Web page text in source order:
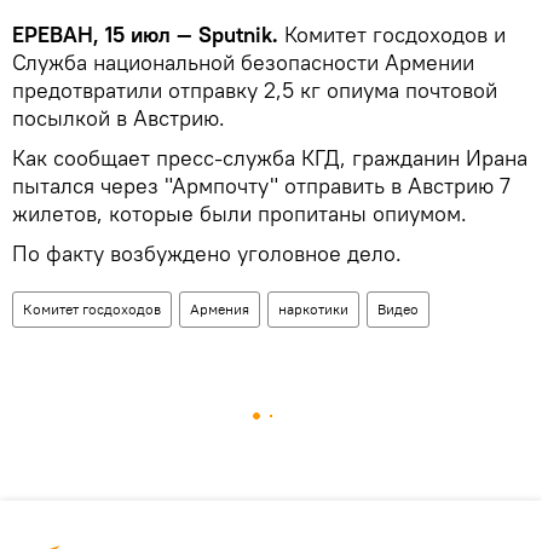
ЕРЕВАН, 15 июл — Sputnik. Комитет госдоходов и
Служба национальной безопасности Армении
предотвратили отправку 2,5 кг опиума почтовой
посылкой в Австрию.
Как сообщает пресс-служба КГД, гражданин Ирана
пытался через "Армпочту" отправить в Австрию 7
жилетов, которые были пропитаны опиумом.
По факту возбуждено уголовное дело.
Комитет госдоходов Армения наркотики Видео